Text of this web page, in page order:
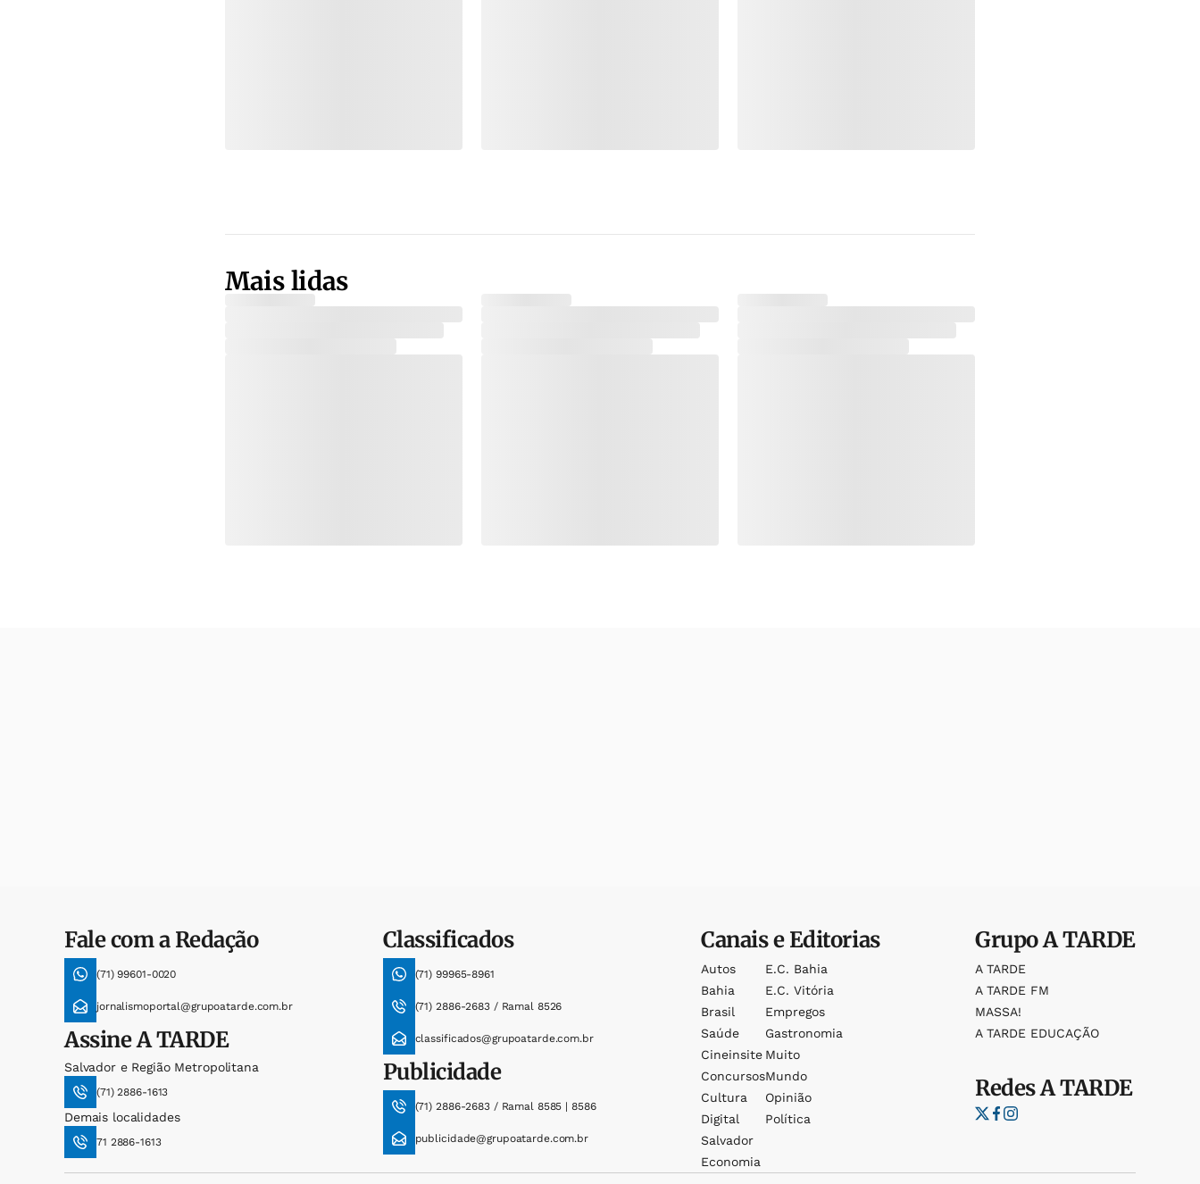
Mais lidas
Fale com a Redação
(71) 99601-0020
jornalismoportal@grupoatarde.com.br
AssineA TARDE
Salvador e Região Metropolitana
(71) 2886-1613
Demais localidades
71 2886-1613
Classificados
(71) 99965-8961
(71) 2886-2683 / Ramal 8526
classificados@grupoatarde.com.br
Publicidade
(71) 2886-2683 / Ramal 8585 | 8586
publicidade@grupoatarde.com.br
Canais e Editorias
Autos
Bahia
Brasil
Saúde
Cineinsite
Concursos
Cultura
Digital
Salvador
Economia
E.c. Bahia
E.c. Vitória
Empregos
Gastronomia
Muito
Mundo
Opinião
Política
GrupoA TARDE
A TARDE
A TARDE FM
MASSA!
A TARDE EDUCAÇÃO
RedesA TARDE